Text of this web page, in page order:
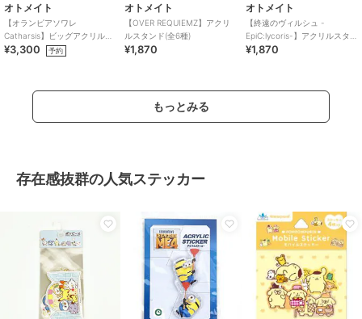
オトメイト
【オランピアソワレ
Catharsis】ビッグアクリルス
タンド(全7種)
¥3,300 予約
オトメイト
【OVER REQUIEMZ】アクリ
ルスタンド(全6種)
¥1,870
オトメイト
【終遠のヴィルシュ -
EpiC:lycoris-】アクリルスタン
ド(全15種)
¥1,870
もっとみる
存在感抜群の人気ステッカー